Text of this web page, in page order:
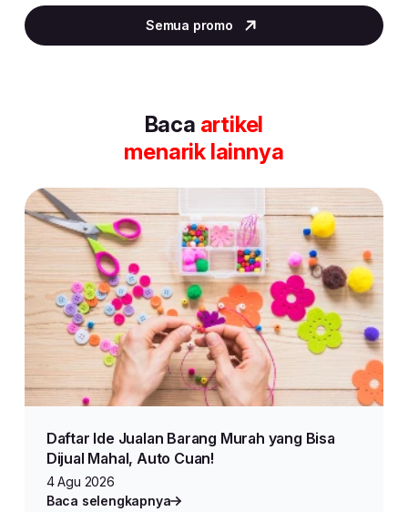
2
of
Semua promo
Baca artikel
menarik lainnya
Daftar Ide Jualan Barang Murah yang Bisa
Dijual Mahal, Auto Cuan!
4 Agu 2026
Baca selengkapnya